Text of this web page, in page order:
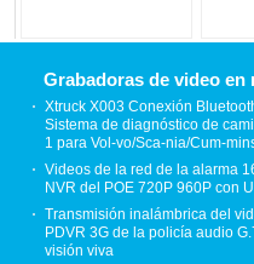
Grabadoras de video en
Xtruck X003 Conexión
Sistema de diagnóstico de
1 para Vol-vo/Sca-nia/Cum-
Videos de la red de la alarma
NVR del POE 720P 960P con
Transmisión inalámbrica del
PDVR 3G de la policía audio
visión viva